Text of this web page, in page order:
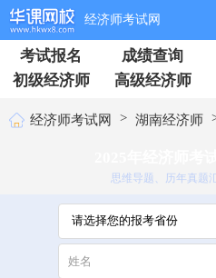
经济师考试网
考试报名 成绩查询
初级经济师
高级经济师
经济师考试网 > 湖南经济师
思维导题、历年真题